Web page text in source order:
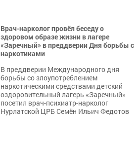
Врач-нарколог провёл беседу о
здоровом образе жизни в лагере
«Заречный» в преддверии Дня борьбы с
наркотиками
В преддверии Международного дня
борьбы со злоупотреблением
наркотическими средствами детский
оздоровительный лагерь «Заречный»
посетил врач-психиатр-нарколог
Нурлатской ЦРБ Семён Ильич Федотов